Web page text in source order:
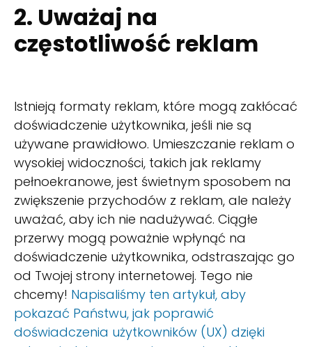
2. Uważaj na
częstotliwość reklam
Istnieją formaty reklam, które mogą zakłócać
doświadczenie użytkownika, jeśli nie są
używane prawidłowo. Umieszczanie reklam o
wysokiej widoczności, takich jak reklamy
pełnoekranowe, jest świetnym sposobem na
zwiększenie przychodów z reklam, ale należy
uważać, aby ich nie nadużywać. Ciągłe
przerwy mogą poważnie wpłynąć na
doświadczenie użytkownika, odstraszając go
od Twojej strony internetowej. Tego nie
chcemy! Napisaliśmy ten artykuł, aby
pokazać Państwu, jak poprawić
doświadczenia użytkowników (UX) dzięki